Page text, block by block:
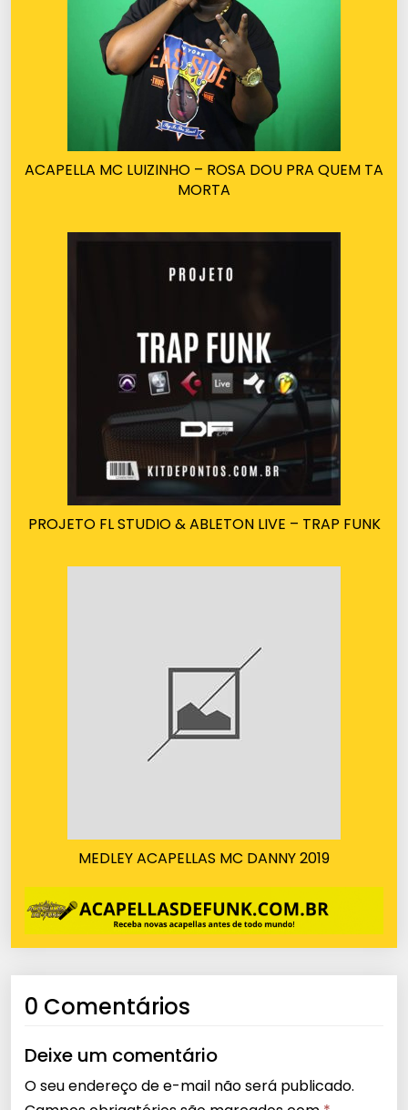
ACAPELLA MC LUIZINHO – ROSA DOU PRA QUEM TA
MORTA
PROJETO FL STUDIO & ABLETON LIVE – TRAP FUNK
MEDLEY ACAPELLAS MC DANNY 2019
0 Comentários
Deixe um comentário
O seu endereço de e-mail não será publicado.